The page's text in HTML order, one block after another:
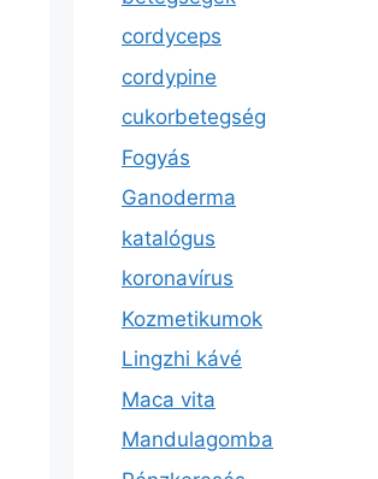
cordyceps
cordypine
cukorbetegség
Fogyás
Ganoderma
katalógus
koronavírus
Kozmetikumok
Lingzhi kávé
Maca vita
Mandulagomba